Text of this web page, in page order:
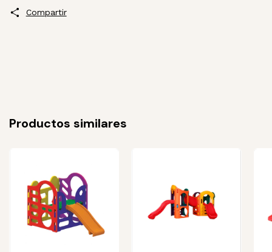
Compartir
Productos similares